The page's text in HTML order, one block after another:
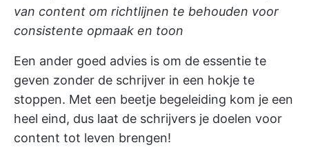
van content om richtlijnen te behouden voor
consistente opmaak en toon
Een ander goed advies is om de essentie te
geven zonder de schrijver in een hokje te
stoppen. Met een beetje begeleiding kom je een
heel eind, dus laat de schrijvers je doelen voor
content tot leven brengen!